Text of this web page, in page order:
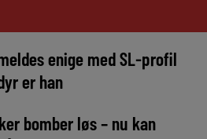
enige med SL-profil
er han
bomber løs – nu kan